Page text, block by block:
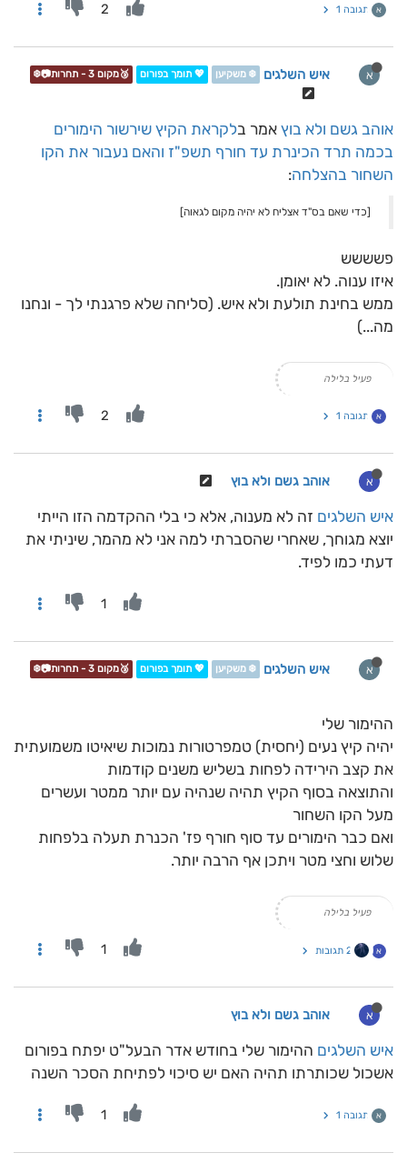
א תגובה 1 2
א איש השלגים ❄️ משקיען 💖 תומך בפורום 🥉מקום 3 - תחרות📷❄️
אוהב גשם ולא בוץ אמר בלקראת הקיץ שירשור הימורים
בכמה תרד הכינרת עד חורף תשפ"ז והאם נעבור את הקו
השחור בהצלחה:
[כדי שאם בס"ד אצליח לא יהיה מקום לגאוה]
פשששש
איזו ענוה. לא יאומן.
ממש בחינת תולעת ולא איש. (סליחה שלא פרגנתי לך - ונחנו
מה...)
פעיל בלילה
א תגובה 1 2
א אוהב גשם ולא בוץ
איש השלגים זה לא מענוה, אלא כי בלי ההקדמה הזו הייתי
יוצא מגוחך, שאחרי שהסברתי למה אני לא מהמר, שיניתי את
דעתי כמו לפיד.
1
א איש השלגים ❄️ משקיען 💖 תומך בפורום 🥉מקום 3 - תחרות📷❄️
ההימור שלי
יהיה קיץ נעים (יחסית) טמפרטורות נמוכות שיאיטו משמועתית
את קצב הירידה לפחות בשליש משנים קודמות
והתוצאה בסוף הקיץ תהיה שנהיה עם יותר ממטר ועשרים
מעל הקו השחור
ואם כבר הימורים עד סוף חורף פז' הכנרת תעלה בלפחות
שלוש וחצי מטר ויתכן אף הרבה יותר.
פעיל בלילה
א 2 תגובות 1
א אוהב גשם ולא בוץ
איש השלגים ההימור שלי בחודש אדר הבעל"ט יפתח בפורום
אשכול שכותרתו תהיה האם יש סיכוי לפתיחת הסכר השנה
א תגובה 1 1